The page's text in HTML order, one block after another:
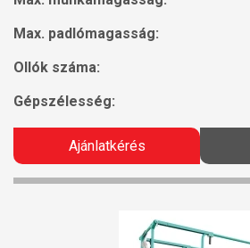
Max. padlómagasság:
Ollók száma:
Gépszélesség:
Ajánlatkérés